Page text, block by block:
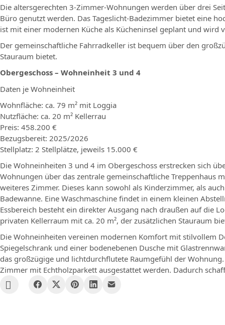
Die altersgerechten 3-Zimmer-Wohnungen werden über drei
Büro genutzt werden. Das Tageslicht-Badezimmer bietet eine
ist mit einer modernen Küche als Kücheninsel geplant und wird
Der gemeinschaftliche Fahrradkeller ist bequem über den
Stauraum bietet.
Obergeschoss – Wohneinheit 3 und 4
Daten je Wohneinheit
Wohnfläche: ca. 79 m² mit Loggia
Nutzfläche: ca. 20 m² Kellerrau
Preis: 458.200 €
Bezugsbereit: 2025/2026
Stellplatz: 2 Stellplätze, jeweils 15.000 €
Die Wohneinheiten 3 und 4 im Obergeschoss erstrecken sich
Wohnungen über das zentrale gemeinschaftliche Treppenhaus
weiteres Zimmer. Dieses kann sowohl als Kinderzimmer, als
Badewanne. Eine Waschmaschine findet in einem kleinen
Essbereich besteht ein direkter Ausgang nach draußen auf die
privaten Kellerraum mit ca. 20 m², der zusätzlichen Stauraum
Die Wohneinheiten vereinen modernen Komfort mit stilvollem
Spiegelschrank und einer bodenebenen Dusche mit
das großzügige und lichtdurchflutete Raumgefühl der
Zimmer mit Echtholzparkett ausgestattet werden. Dadurch